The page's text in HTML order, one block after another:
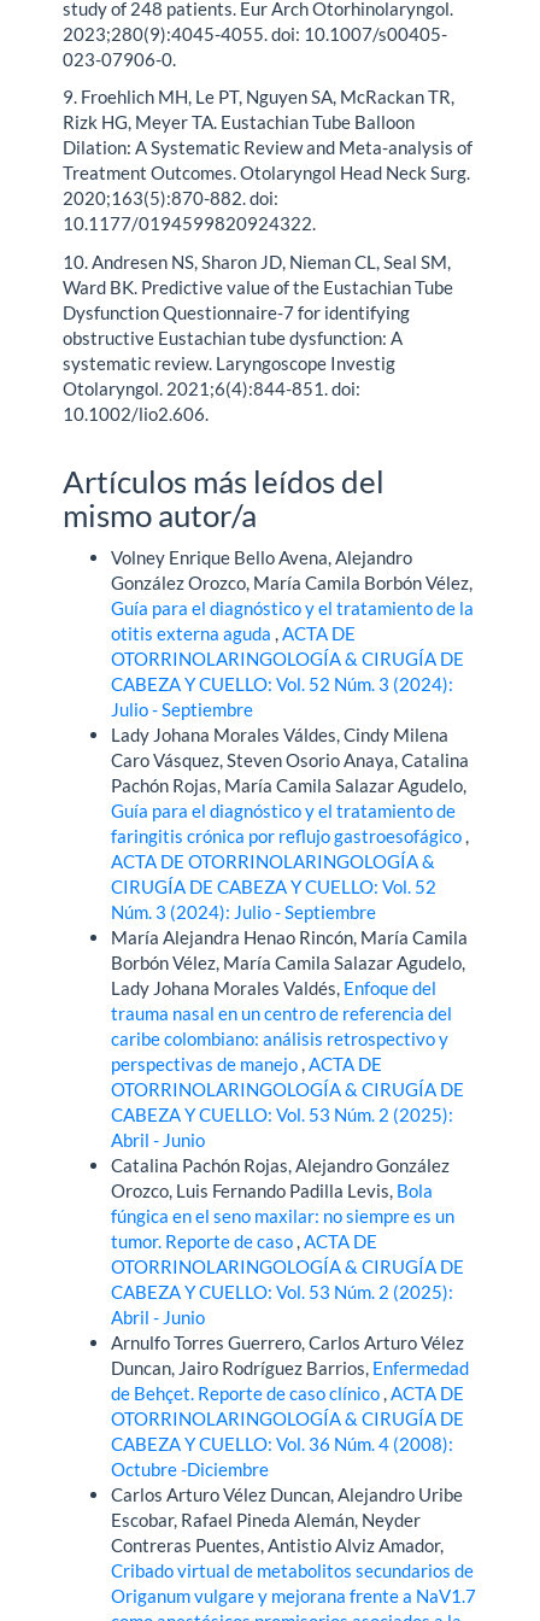
study of 248 patients. Eur Arch Otorhinolaryngol.
2023;280(9):4045-4055. doi: 10.1007/s00405-
023-07906-0.
9. Froehlich MH, Le PT, Nguyen SA, McRackan TR,
Rizk HG, Meyer TA. Eustachian Tube Balloon
Dilation: A Systematic Review and Meta-analysis of
Treatment Outcomes. Otolaryngol Head Neck Surg.
2020;163(5):870-882. doi:
10.1177/0194599820924322.
10. Andresen NS, Sharon JD, Nieman CL, Seal SM,
Ward BK. Predictive value of the Eustachian Tube
Dysfunction Questionnaire-7 for identifying
obstructive Eustachian tube dysfunction: A
systematic review. Laryngoscope Investig
Otolaryngol. 2021;6(4):844-851. doi:
10.1002/lio2.606.
Artículos más leídos del
mismo autor/a
Volney Enrique Bello Avena, Alejandro
González Orozco, María Camila Borbón Vélez,
Guía para el diagnóstico y el tratamiento de la
otitis externa aguda,ACTA DE
OTORRINOLARINGOLOGÍA & CIRUGÍA DE
CABEZA Y CUELLO: Vol. 52 Núm. 3 (2024):
Julio - Septiembre
Lady Johana Morales Váldes, Cindy Milena
Caro Vásquez, Steven Osorio Anaya, Catalina
Pachón Rojas, María Camila Salazar Agudelo,
Guía para el diagnóstico y el tratamiento de
faringitis crónica por reflujo gastroesofágico,
ACTA DE OTORRINOLARINGOLOGÍA &
CIRUGÍA DE CABEZA Y CUELLO: Vol. 52
Núm. 3 (2024): Julio - Septiembre
María Alejandra Henao Rincón, María Camila
Borbón Vélez, María Camila Salazar Agudelo,
Lady Johana Morales Valdés, Enfoque del
trauma nasal en un centro de referencia del
caribe colombiano: análisis retrospectivo y
perspectivas de manejo,ACTA DE
OTORRINOLARINGOLOGÍA & CIRUGÍA DE
CABEZA Y CUELLO: Vol. 53 Núm. 2 (2025):
Abril - Junio
Catalina Pachón Rojas, Alejandro González
Orozco, Luis Fernando Padilla Levis, Bola
fúngica en el seno maxilar: no siempre es un
tumor. Reporte de caso,ACTA DE
OTORRINOLARINGOLOGÍA & CIRUGÍA DE
CABEZA Y CUELLO: Vol. 53 Núm. 2 (2025):
Abril - Junio
Arnulfo Torres Guerrero, Carlos Arturo Vélez
Duncan, Jairo Rodríguez Barrios, Enfermedad
de Behçet. Reporte de caso clínico,ACTA DE
OTORRINOLARINGOLOGÍA & CIRUGÍA DE
CABEZA Y CUELLO: Vol. 36 Núm. 4 (2008):
Octubre -Diciembre
Carlos Arturo Vélez Duncan, Alejandro Uribe
Escobar, Rafael Pineda Alemán, Neyder
Contreras Puentes, Antistio Alviz Amador,
Cribado virtual de metabolitos secundarios de
Origanum vulgare y mejorana frente a NaV1.7